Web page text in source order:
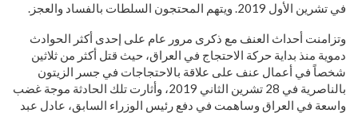
في تشرين الأول 2019. ويتهم المحتجون السلطات بالفساد والعجز.
وتزامنت أحداث العنف مع ذكرى مرور عام على إحدى أكثر الحوادث
دموية منذ بداية حركة الاحتجاج في العراق، حيث قتل أكثر من ثلاثين
شخصاً في أعمال عنف على علاقة بالاحتجاجات في جسر الزيتون
بالناصرية في 28 تشرين الثاني 2019، وأثارت تلك الحادثة موجة غضب
واسعة في العراق وساهمت في دفع رئيس الوزراء السابق، عادل عبد